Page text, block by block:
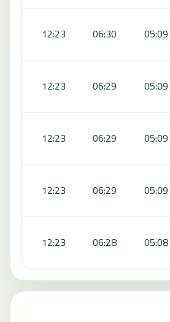
05:09
06:30
12:23
05:09
06:29
12:23
05:09
06:29
12:23
05:09
06:29
12:23
05:08
06:28
12:23